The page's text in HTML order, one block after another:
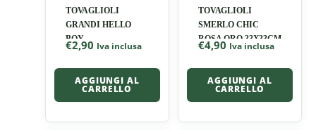
TOVAGLIOLI
GRANDI HELLO
BOY
€2,90 Iva inclusa
AGGIUNGI AL
CARRELLO
TOVAGLIOLI
SMERLO CHIC
ROSA ORO 33X33CM
€4,90 Iva inclusa
AGGIUNGI AL
CARRELLO